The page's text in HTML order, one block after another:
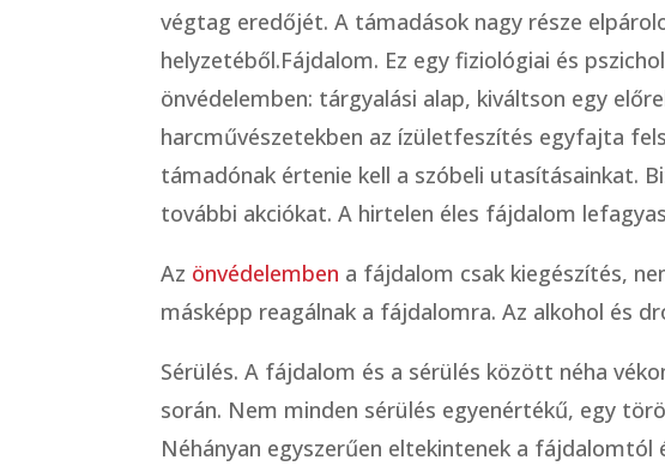
végtag eredőjét. A támadások nagy része
helyzetéből.Fájdalom. Ez egy fiziológiai és
önvédelemben: tárgyalási alap, kiváltson egy
harcművészetekben az ízületfeszítés egyfajta
támadónak értenie kell a szóbeli utasításainkat.
további akciókat. A hirtelen éles fájdalom
Az önvédelemben a fájdalom csak kiegészítés,
másképp reagálnak a fájdalomra. Az alkohol és
Sérülés. A fájdalom és a sérülés között néha
során. Nem minden sérülés egyenértékű, egy
Néhányan egyszerűen eltekintenek a